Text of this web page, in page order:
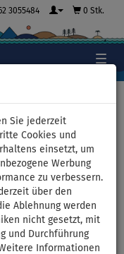
Sie jederzeit
Cookies und
einsetzt, um
Werbung
zu verbessern.
über den
Ablehnung werden
nicht gesetzt, mit
und Durchführung
Informationen
3055484 0 Stk.